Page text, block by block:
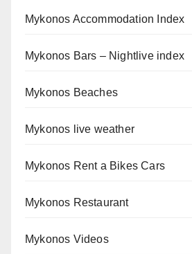
Mykonos Accommodation Index
Mykonos Bars – Nightlive index
Mykonos Beaches
Mykonos live weather
Mykonos Rent a Bikes Cars
Mykonos Restaurant
Mykonos Videos